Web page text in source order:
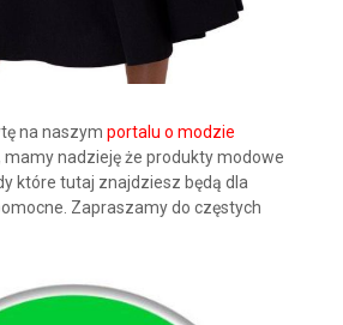
na naszym portalu o modzie
mamy nadzieję że produkty modowe
które tutaj znajdziesz będą dla
Zapraszamy do częstych